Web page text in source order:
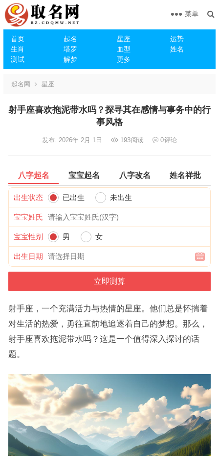
首页 起名 星座
运势
生肖
塔罗 血型
姓名
测试
解梦 更多
菜单
起名网 星座
射手座喜欢拖泥带水吗？探寻其在感情与事务中的行
事风格
发布: 2026年 2月 1日 193阅读 0评论
八字起名 宝宝起名 八字改名 姓名祥批
出生状态 已出生 未出生
宝宝姓氏
宝宝性别 男 女
出生日期
射手座，一个充满活力与热情的星座。他们总是怀揣着
对生活的热爱，勇往直前地追逐着自己的梦想。那么，
射手座喜欢拖泥带水吗？这是一个值得深入探讨的话
题。